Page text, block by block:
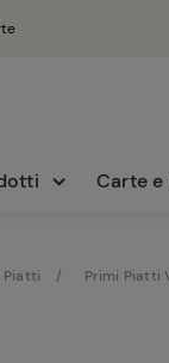
Carte e
Piatti Primi Piatti